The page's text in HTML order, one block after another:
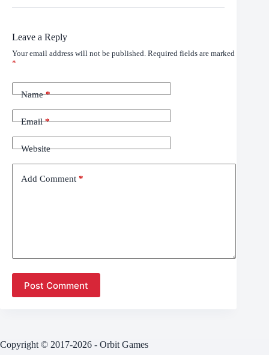
Leave a Reply
Your email address will not be published. Required fields are marked
*
Name*
Email*
Website
Add Comment *
Post Comment
Copyright © 2017-2026 - Orbit Games